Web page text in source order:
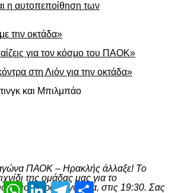
ΠΑΟΚ – Ηρακλής άλλαξε! Το
της ομάδας μας για το
μισή ώρα αργότερα, στις 19:30. Σας
η αυτοπεποίθηση των
την οκτάδα»
για τον κόσμο του ΠΑΟΚ»
στη Λιόν για την οκτάδα»
και Μπιλμπάο